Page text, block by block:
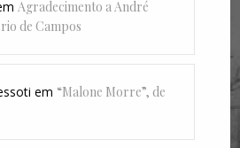
Agradecimento a André
de Campos
em “Malone Morre”, de